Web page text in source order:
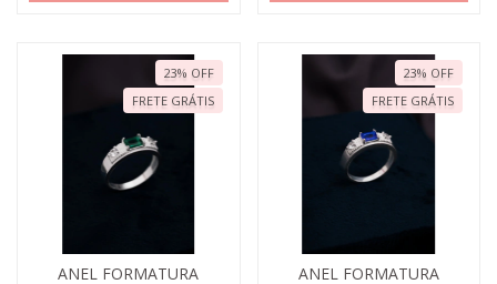
23% OFF
FRETE GRÁTIS
ANEL FORMATURA
23% OFF
FRETE GRÁTIS
ANEL FORMATURA